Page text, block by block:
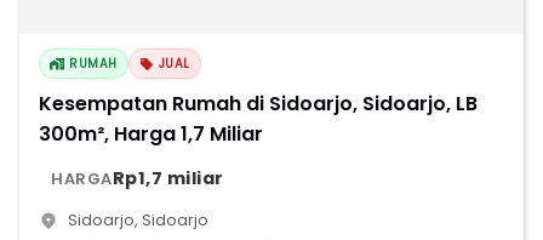
RUMAH JUAL
Kesempatan Rumah di Sidoarjo, Sidoarjo, LB
300m², Harga 1,7 Miliar
HARGARp1,7 miliar
Sidoarjo, Sidoarjo